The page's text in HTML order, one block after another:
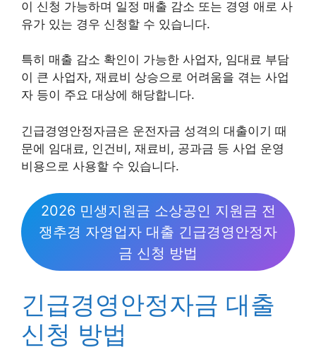
이 신청 가능하며 일정 매출 감소 또는 경영 애로 사
유가 있는 경우 신청할 수 있습니다.
특히 매출 감소 확인이 가능한 사업자, 임대료 부담
이 큰 사업자, 재료비 상승으로 어려움을 겪는 사업
자 등이 주요 대상에 해당합니다.
긴급경영안정자금은 운전자금 성격의 대출이기 때
문에 임대료, 인건비, 재료비, 공과금 등 사업 운영
비용으로 사용할 수 있습니다.
2026 민생지원금 소상공인 지원금 전
쟁추경 자영업자 대출 긴급경영안정자
금 신청 방법
긴급경영안정자금 대출
신청 방법